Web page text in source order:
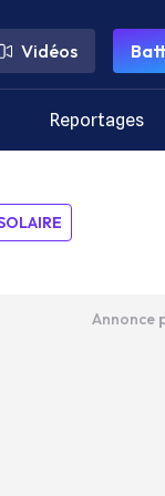
Vidéos
Reportages
Annonce